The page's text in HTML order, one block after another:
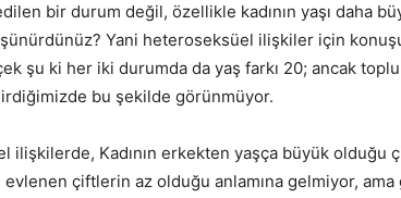
bir durum değil, özellikle kadının yaşı daha
Yani heteroseksüel ilişkiler için
şu ki her iki durumda da yaş farkı 20; ancak
bu şekilde görünmüyor.
ilişkilerde, Kadının erkekten yaşça büyük
çiftlerin az olduğu anlamına gelmiyor,